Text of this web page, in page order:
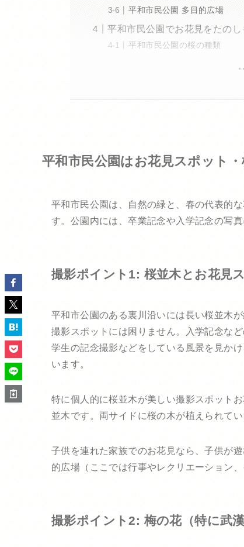
平和市民公園 多目的広場
平和市民公園でお花見をたのし
平和市民公園の桜の種類
平和市民公園はお花見スポット
平和市民公園は、自然の緑と、春の代表的
す。公園内には、卒業記念や入学記念の写
撮影ポイント1: 桜並木とお花見
平和市公園のある裏川沿いには長い桜並木
撮影スポットには困りません。入学記念な
学生の記念撮影などをしている風景を見か
います。
特に個人的に桜並木が美しい撮影スポット
並木です。両サイドに桜の木が植えられて
子供を連れた家族でのお花見なら、子供が
的広場（ここでは行事やレクリエーション
撮影ポイント2: 梅の花（特に武漢